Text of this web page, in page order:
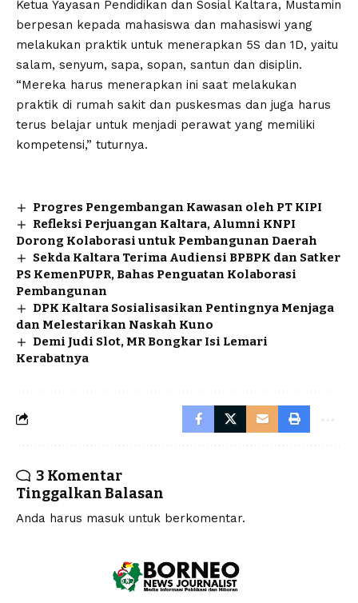
Ketua Yayasan Pendidikan dan Sosial Kaltara, Mustamin
berpesan kepada mahasiswa dan mahasiswi yang
melakukan praktik untuk menerapkan 5S dan 1D, yaitu
salam, senyum, sapa, sopan, santun dan disiplin.
“Mereka harus menerapkan ini saat melakukan
praktik di rumah sakit dan puskesmas dan juga harus
terus belajar untuk menjadi perawat yang memiliki
kompetensi,” tuturnya.
Progres Pengembangan Kawasan oleh PT KIPI
Refleksi Perjuangan Kaltara, Alumni KNPI
Dorong Kolaborasi untuk Pembangunan Daerah
Sekda Kaltara Terima Audiensi BPBPK dan Satker
PS KemenPUPR, Bahas Penguatan Kolaborasi
Pembangunan
DPK Kaltara Sosialisasikan Pentingnya Menjaga
dan Melestarikan Naskah Kuno
Demi Judi Slot, MR Bongkar Isi Lemari
Kerabatnya
3 Komentar
Tinggalkan Balasan
Anda harus masuk untuk berkomentar.